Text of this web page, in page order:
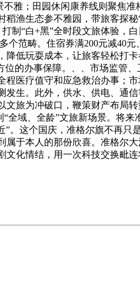
雅；田园休闲康养线则聚焦
渔生态参不雅园，带旅客探
制“白+黑”全时段文旅体验，
范畴。住宿券满200元减40元
低玩耍成本，让旅客轻松打
的办事保障。、、市场监管
医疗值守和应急救治办事；
生。此外，供水、供电、通
旅为冲破口，鞭策财产布局
全域、全龄”文旅新场景。将
。这个国庆，准格尔旗不再只
于本人的那份欣喜。准格尔
化情结，用一次科技交换毗